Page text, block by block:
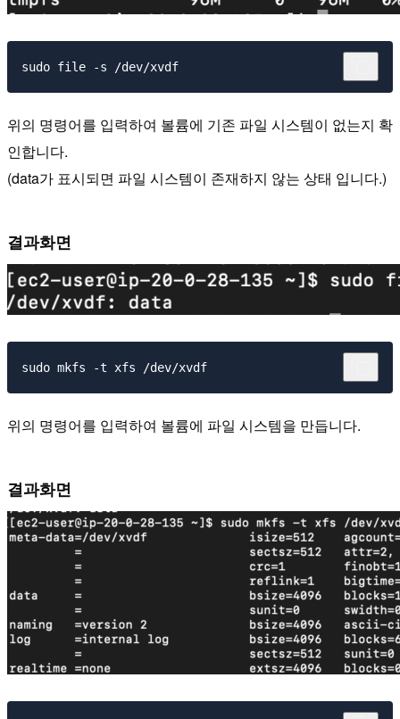
위의 명령어를 입력하여 볼륨에 기존 파일 시스템이 없는지 확
인합니다.
(data가 표시되면 파일 시스템이 존재하지 않는 상태 입니다.)
결과화면
위의 명령어를 입력하여 볼륨에 파일 시스템을 만듭니다.
결과화면